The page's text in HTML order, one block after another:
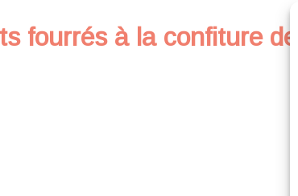
fourrés à la confiture de